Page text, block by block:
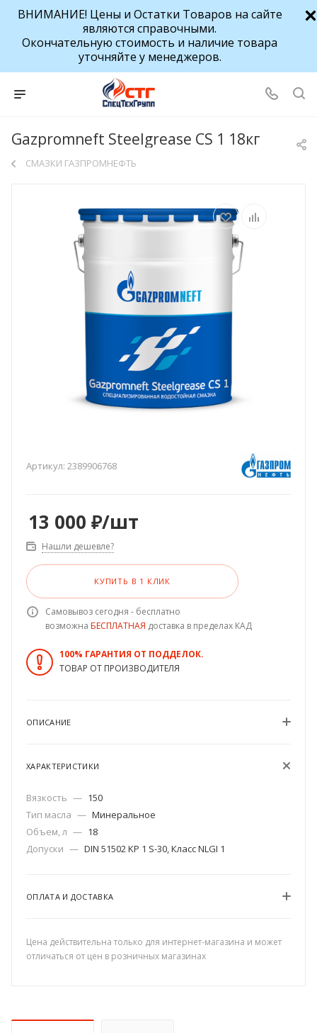
ВНИМАНИЕ! Цены и Остатки Товаров на сайте
являются справочными.
Окончательную стоимость и наличие товара
уточняйте у менеджеров.
Gazpromneft Steelgrease CS 1 18кг
СМАЗКИ ГАЗПРОМНЕФТЬ
Артикул: 2389906768
13 000 ₽/шт
Нашли дешевле?
КУПИТЬ В 1 КЛИК
Самовывоз сегодня - бесплатно
возможна БЕСПЛАТНАЯ доставка в пределах КАД
100% ГАРАНТИЯ ОТ ПОДДЕЛОК.
ТОВАР ОТ ПРОИЗВОДИТЕЛЯ
ОПИСАНИЕ
ХАРАКТЕРИСТИКИ
Вязкость — 150
Тип масла — Минеральное
Объем, л — 18
Допуски — DIN 51502 KP 1 S-30, Класс NLGI 1
ОПЛАТА И ДОСТАВКА
Цена действительна только для интернет-магазина и может
отличаться от цен в розничных магазинах